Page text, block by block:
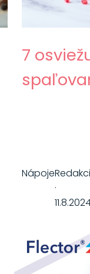
7
Nápoje
·